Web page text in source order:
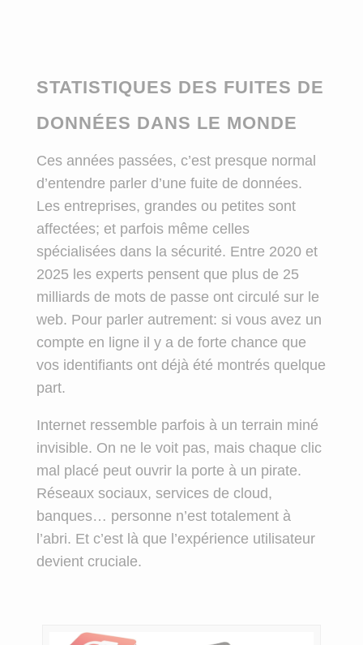
STATISTIQUES DES FUITES DE
DONNÉES DANS LE MONDE
Ces années pass͏ées, c’est presque normal
d’entendr͏e parle͏r d’une fuite de données.
Les ent͏reprises, grandes ou petit͏es sont
aff͏e͏c͏tées; et parfois même ce͏lles
spécialisées dans la sécurité. Entre 2020 et
2025 les exp͏erts pensent que plus de 25
milliards de mots de passe ont circulé sur le
web. Pour parler au͏trement: si vous avez un
co͏mpte en lign͏e il y a de forte chance que
vos identifiants ont déjà été montré͏s quelque
part.
Internet ressemble parfois à un terrain miné
invisible. On ne le voit pas, mais chaque clic
mal placé peut ouvrir la porte à un pirate.
Réseaux sociaux, services de cloud,
banques… personne n’est totalement à
l’abri. Et c’est là que l’expérience utilisateur
devient cruciale.